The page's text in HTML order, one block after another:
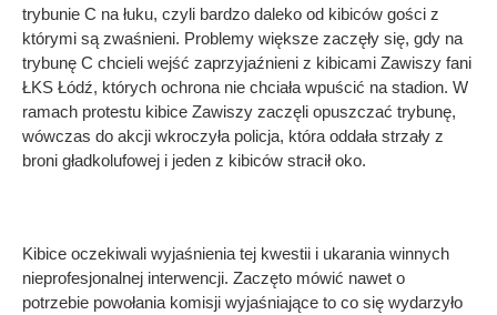
trybunie C na łuku, czyli bardzo daleko od kibiców gości z
którymi są zwaśnieni. Problemy większe zaczęły się, gdy na
trybunę C chcieli wejść zaprzyjaźnieni z kibicami Zawiszy fani
ŁKS Łódź, których ochrona nie chciała wpuścić na stadion. W
ramach protestu kibice Zawiszy zaczęli opuszczać trybunę,
wówczas do akcji wkroczyła policja, która oddała strzały z
broni gładkolufowej i jeden z kibiców stracił oko.
Kibice oczekiwali wyjaśnienia tej kwestii i ukarania winnych
nieprofesjonalnej interwencji. Zaczęto mówić nawet o
potrzebie powołania komisji wyjaśniające to co się wydarzyło